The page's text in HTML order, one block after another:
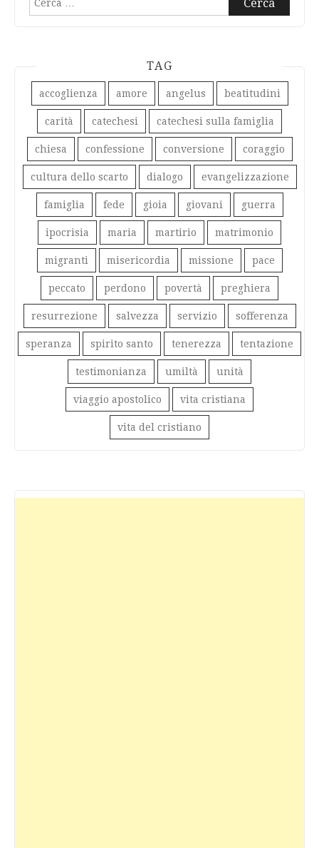
TAG
accoglienza amore angelus beatitudini
carità catechesi catechesi sulla famiglia
chiesa confessione conversione coraggio
cultura dello scarto dialogo evangelizzazione
famiglia fede gioia giovani guerra
ipocrisia maria martirio matrimonio
migranti misericordia missione pace
peccato perdono povertà preghiera
resurrezione salvezza servizio sofferenza
speranza spirito santo tenerezza tentazione
testimonianza umiltà unità
viaggio apostolico vita cristiana
vita del cristiano